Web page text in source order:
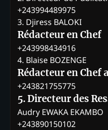
+243994489975
3. Djiress BALOKI
Rédacteur en Chef
+243998434916
4. Blaise BOZENGE
Rédacteur en Chef
+243821755775
5. Directeur des
Audry EWAKA EKAMBO
+243890150102